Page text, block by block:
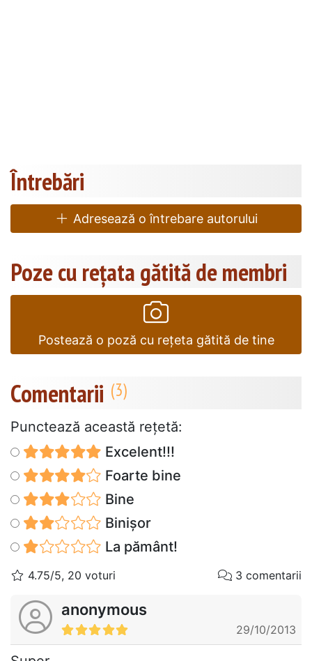
Întrebări
Adresează o întrebare autorului
Poze cu rețata gătită de membri
Postează o poză cu rețeta gătită de tine
Comentarii
Punctează această reţetă:
Excelent!!!
Foarte bine
Bine
Binișor
La pământ!
4.75/5, 20 voturi 3 comentarii
anonymous
29/10/2013